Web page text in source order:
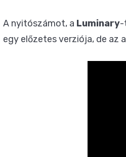
A nyitószámot, a Luminary-
egy előzetes verziója, de